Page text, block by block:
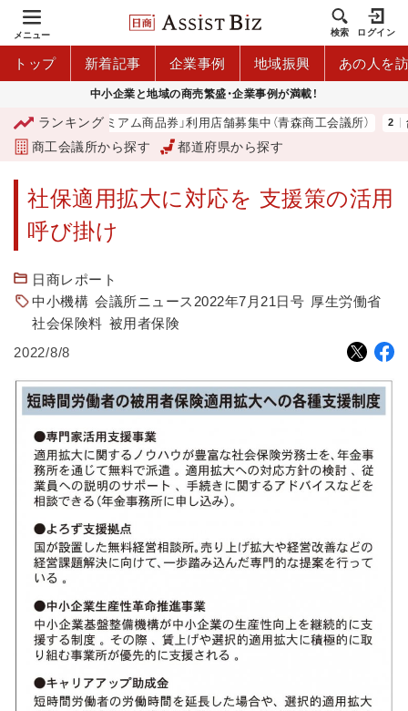
メニュー 検索 ログイン
トップ 新着記事 企業事例 地域振興 あの人を
中小企業と地域の商売繁盛・企業事例が満載！
ランキング
「青森市プレミアム商品券」利用店舗募集中（青森商工会議所） 台
商工会議所から探す 都道府県から探す
社保適用拡大に対応を 支援策の活用
呼び掛け
日商レポート
中小機構 会議所ニュース2022年7月21日号 厚生労働省
社会保険料 被用者保険
2022/8/8